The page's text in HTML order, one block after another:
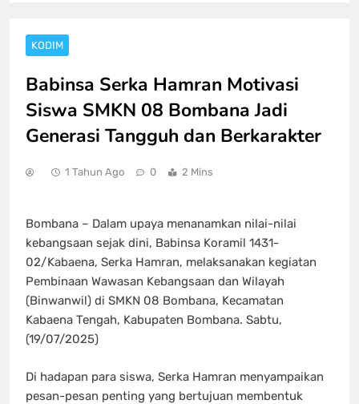
KODIM
Babinsa Serka Hamran Motivasi
Siswa SMKN 08 Bombana Jadi
Generasi Tangguh dan Berkarakter
1 Tahun Ago 0 2 Mins
Bombana – Dalam upaya menanamkan nilai-nilai
kebangsaan sejak dini, Babinsa Koramil 1431-
02/Kabaena, Serka Hamran, melaksanakan kegiatan
Pembinaan Wawasan Kebangsaan dan Wilayah
(Binwanwil) di SMKN 08 Bombana, Kecamatan
Kabaena Tengah, Kabupaten Bombana. Sabtu,
(19/07/2025)
Di hadapan para siswa, Serka Hamran menyampaikan
pesan-pesan penting yang bertujuan membentuk